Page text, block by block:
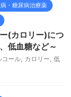
・糖尿病治療薬
(カロリー)につ
低血糖など～
コール カロリー 低